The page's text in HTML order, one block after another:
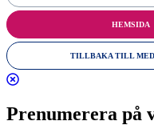
HEMSIDA
TILLBAKA TILL
Prenumerera på